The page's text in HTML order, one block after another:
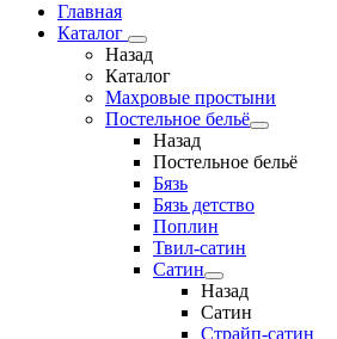
Главная
Каталог
Назад
Каталог
Махровые простыни
Постельное бельё
Назад
Постельное бельё
Бязь
Бязь детство
Поплин
Твил-сатин
Сатин
Назад
Сатин
Страйп-сатин